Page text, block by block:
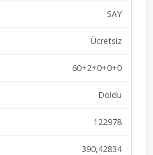
SAY
Ücretsiz
60+2+0+0+0
Doldu
122978
390,42834